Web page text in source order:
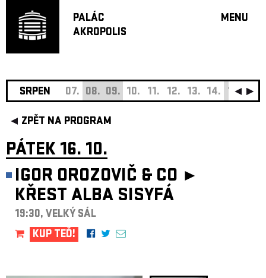
PALÁC
AKROPOLIS
MENU
JAZZ
SRPEN 07. 08. 09. 10. 11. 12. 13. 14. 15. 16.
ZPĚT NA PROGRAM
PÁTEK 16. 10.
IGOR OROZOVIČ & CO ►
KŘEST ALBA SISYFÁ
19:30, VELKÝ SÁL
KUP TEĎ!